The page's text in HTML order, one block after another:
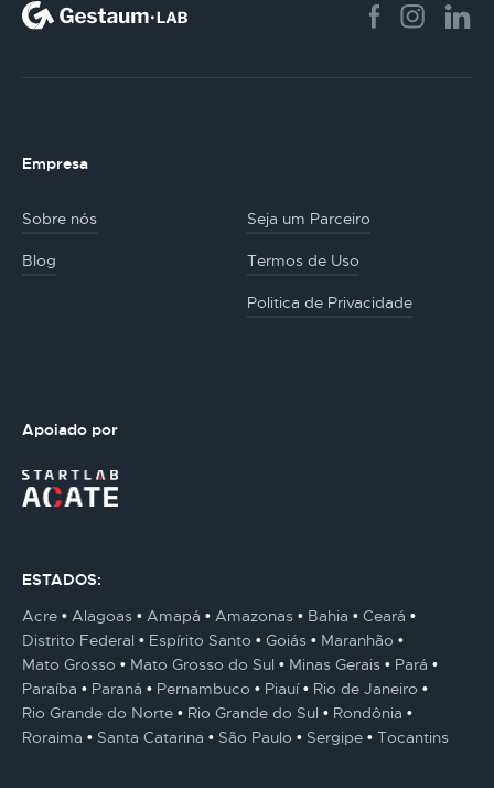
Empresa
Sobre nós Seja um Parceiro
Blog Termos de Uso
Politica de Privacidade
Apoiado por
ESTADOS:
Acre
Alagoas Amapá Amazonas Bahia
Ceará
Distrito Federal
Espírito Santo Goiás
Maranhão
Mato Grosso
Mato Grosso do Sul Minas Gerais
Pará
Paraíba
Paraná Pernambuco Piauí
Rio de Janeiro
Rio Grande do Norte
Rio Grande do Sul
Rondônia
Roraima
Santa Catarina São Paulo Sergipe Tocantins